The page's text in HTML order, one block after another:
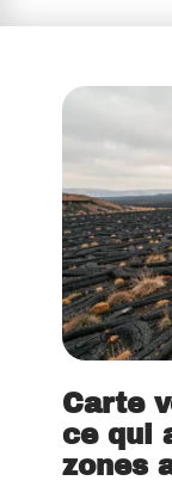
Carte
ce qui
zones